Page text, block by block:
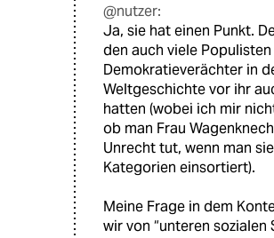
@nutzer:
Ja, sie hat einen Punkt.
den auch viele Populisten
Demokratieverächter in
Weltgeschichte vor ihr
hatten (wobei ich mir
ob man Frau
Unrecht tut, wenn man
Kategorien einsortiert).
Meine Frage in dem
wir von “unteren sozialen